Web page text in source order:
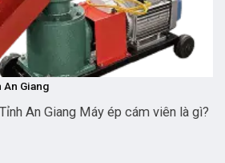
An Giang
An Giang Máy ép cám viên là gì?